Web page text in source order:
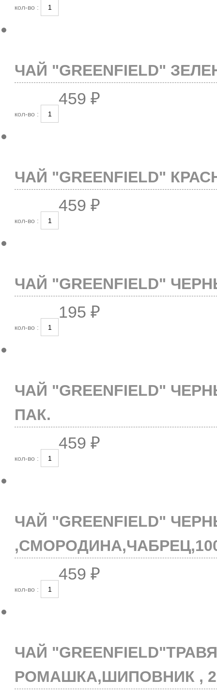
кол-во :
ЧАЙ "GREENFIELD"
459 ₽
кол-во :
ЧАЙ "GREENFIELD"
459 ₽
кол-во :
ЧАЙ "GREENFIELD"
195 ₽
кол-во :
ЧАЙ "GREENFIELD"
ПАК.
459 ₽
кол-во :
ЧАЙ "GREENFIELD"
459 ₽
кол-во :
ЧАЙ
РОМАШКА,ШИПОВНИК ,